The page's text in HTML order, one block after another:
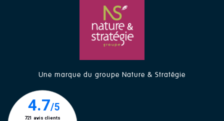
Une marque du groupe Nature & Stratégie